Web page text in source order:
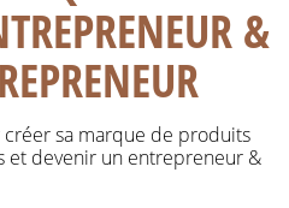
&
sa marque de produits
et devenir un entrepreneur &